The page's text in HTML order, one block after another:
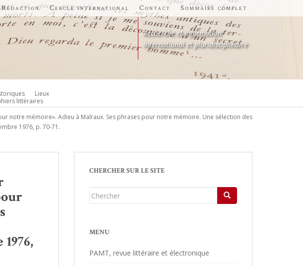
Rédaction Cercle international Contact Sommaire complet
Recherche et information
International et pluridisciplinaire
Lieux
littéraires
notre mémoire». Adieu à Malraux. Ses phrases pour notre mémoire. Une sélection des
1976, p. 70-71.
CHERCHER SUR LE SITE
Chercher...
MENU
PAMT, revue littéraire et électronique